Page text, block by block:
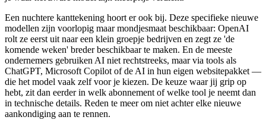
Een nuchtere kanttekening hoort er ook bij. Deze specifieke nieuwe
modellen zijn voorlopig maar mondjesmaat beschikbaar: OpenAI
rolt ze eerst uit naar een klein groepje bedrijven en zegt ze 'de
komende weken' breder beschikbaar te maken. En de meeste
ondernemers gebruiken AI niet rechtstreeks, maar via tools als
ChatGPT, Microsoft Copilot of de AI in hun eigen websitepakket —
die het model vaak zelf voor je kiezen. De keuze waar jij grip op
hebt, zit dan eerder in welk abonnement of welke tool je neemt dan
in technische details. Reden te meer om niet achter elke nieuwe
aankondiging aan te rennen.